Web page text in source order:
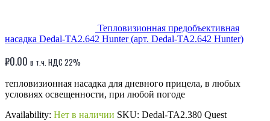
Тепловизионная предобъективная
насадка Dedal-TA2.642 Hunter (арт. Dedal-TA2.642 Hunter)
₽0.00 в т.ч. НДС 22%
тепловизионная насадка для дневного прицела, в любых
условиях освещенности, при любой погоде
Availability: Нет в наличии SKU: Dedal-TA2.380 Quest